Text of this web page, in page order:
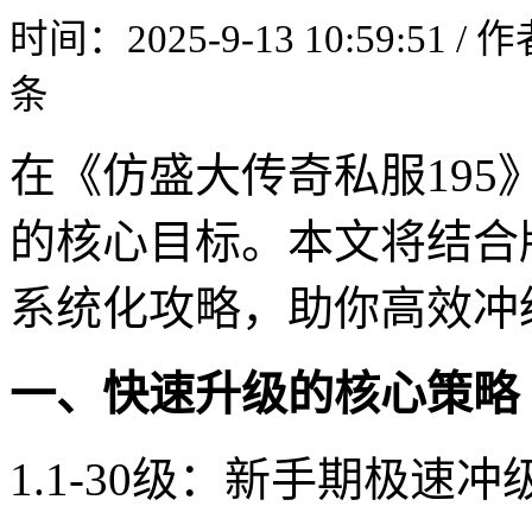
时间：2025-9-13 10:59:51 /
条
在《仿盛大传奇私服195
的核心目标。本文将结
系统化攻略，助你高效
一、快速升级的核心策略
1.1-30级：新手期极速冲